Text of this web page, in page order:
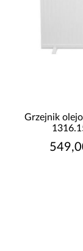
Grzejnik